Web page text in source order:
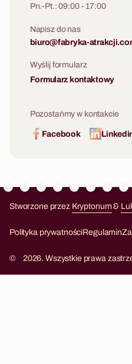
Pn.-Pt.: 09:00 - 17:00
Napisz do nas
biuro@fabryka-
Wyślij formularz
Formularz kontaktowy
Pozostańmy w kontakcie
Facebook
Stworzone przez Kryptonum&
Polityka prywatnościRegulamin
© 2026. Wszystkie prawa